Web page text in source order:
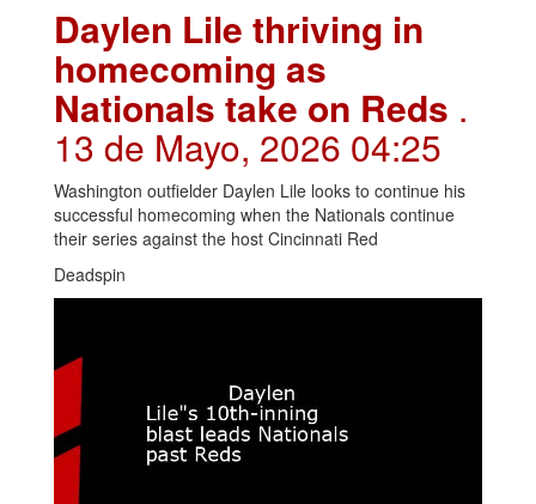
Daylen Lile thriving in
homecoming as
Nationals take on Reds .
13 de Mayo, 2026 04:25
Washington outfielder Daylen Lile looks to continue his
successful homecoming when the Nationals continue
their series against the host Cincinnati Red
Deadspin